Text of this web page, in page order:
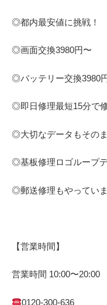
◎都内最安値に挑戦！
◎画面交換3980円〜
◎バッテリー交換3980
◎即日修理最短15分で
◎大切なデータもその
◎基板修理ロゴループ
◎郵送修理もやってい
【営業時間】
営業時間 10:00〜20:00
0120-300-636